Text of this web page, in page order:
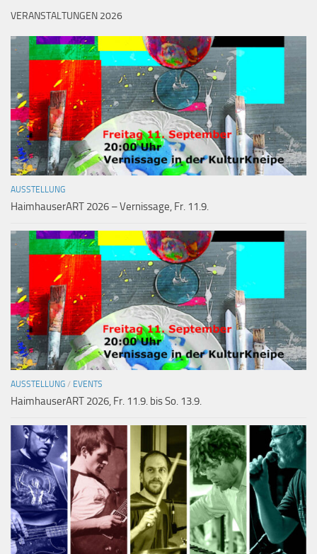
VERANSTALTUNGEN 2026
AUSSTELLUNG
HaimhauserART 2026 – Vernissage, Fr. 11.9.
AUSSTELLUNG / EVENTS
HaimhauserART 2026, Fr. 11.9. bis So. 13.9.